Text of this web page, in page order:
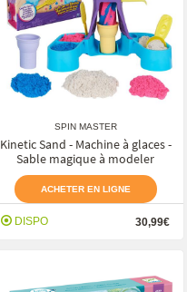
SPIN MASTER
Kinetic Sand - Machine à glaces -
Sable magique à modeler
ACHETER EN LIGNE
DISPO 30,99€